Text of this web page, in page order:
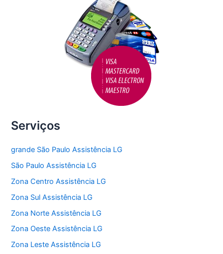
Serviços
grande São Paulo Assistência LG
São Paulo Assistência LG
Zona Centro Assistência LG
Zona Sul Assistência LG
Zona Norte Assistência LG
Zona Oeste Assistência LG
Zona Leste Assistência LG